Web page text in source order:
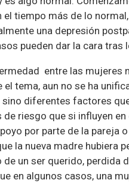
tiempo más de lo
una depresión
pueden dar la cara tras
entre las mujeres
tema, aun no se ha
sino diferentes factores
riesgo que si influyen
por parte de la pareja
la nueva madre hubiera
un ser querido, perdida
en algunos casos, una